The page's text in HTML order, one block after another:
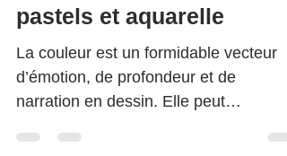
crayons de couleur,
pastels et aquarelle
La couleur est un formidable vecteur
d’émotion, de profondeur et de
narration en dessin. Elle peut